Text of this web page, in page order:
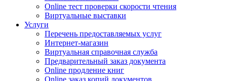
Online тест проверки скорости чтения
Виртуальные выставки
Услуги
Перечень предоставляемых услуг
Интернет-магазин
Виртуальная справочная служба
Предварительный заказ документа
Online продление книг
Online заказ копий документов